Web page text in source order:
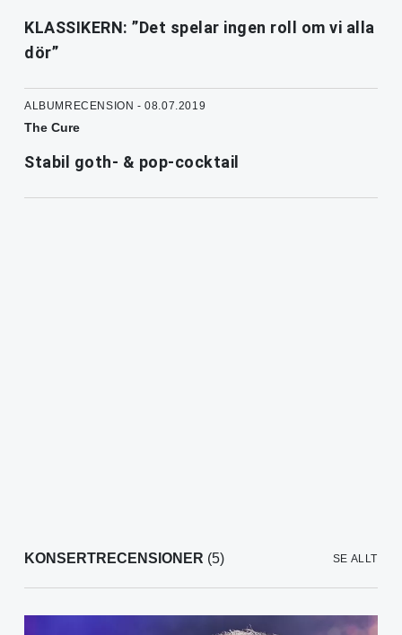
KLASSIKERN: ”Det spelar ingen roll om vi alla
dör”
ALBUMRECENSION - 08.07.2019
The Cure
Stabil goth- & pop-cocktail
KONSERTRECENSIONER (5) SE ALLT